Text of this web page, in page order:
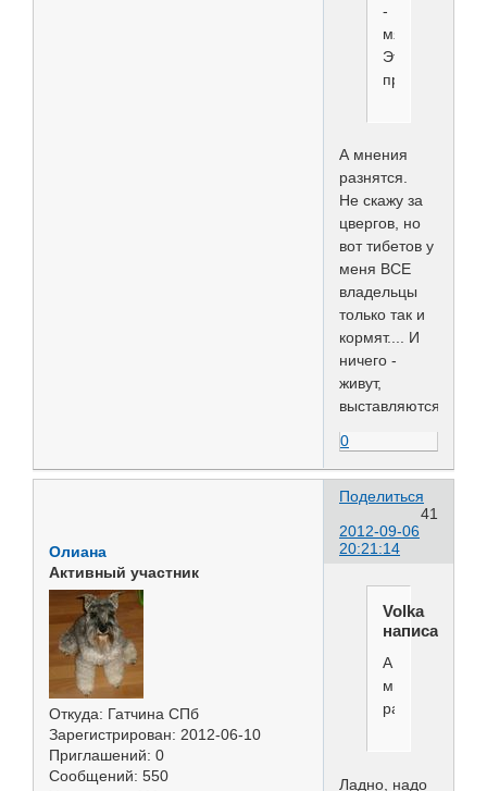
-
мясо?
Это
приемлемо?
А мнения
разнятся.
Не скажу за
цвергов, но
вот тибетов у
меня ВСЕ
владельцы
только так и
кормят.... И
ничего -
живут,
выставляются.
0
Поделиться
41
2012-09-06
20:21:14
Олиана
Активный участник
Откуда: Гатчина СПб
Зарегистрирован: 2012-06-10
Приглашений: 0
Сообщений: 550
Volka
написал(а):
А
мнения
разнятся.
Ладно, надо